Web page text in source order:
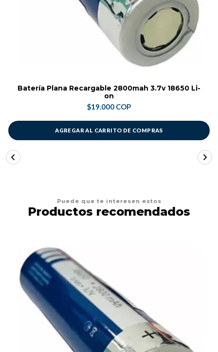
Batería Plana Recargable 2800mah 3.7v 18650 Li-
on
$19.000 COP
AGREGAR AL CARRITO DE COMPRAS
Puede que te interesen estos
Productos recomendados